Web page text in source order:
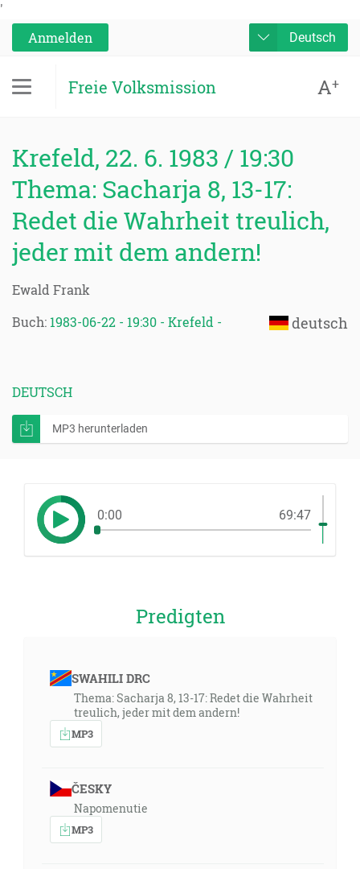
'
Anmelden
Deutsch
Freie Volksmission A+
Krefeld, 22. 6. 1983 / 19:30
Thema: Sacharja 8, 13-17:
Redet die Wahrheit treulich,
jeder mit dem andern!
Ewald Frank
deutsch
Buch: 1983-06-22 - 19:30 - Krefeld -
DEUTSCH
MP3 herunterladen
0:00 69:47
Predigten
SWAHILI DRC
Thema: Sacharja 8, 13-17: Redet die Wahrheit
treulich, jeder mit dem andern!
MP3
ČESKY
Napomenutie
MP3